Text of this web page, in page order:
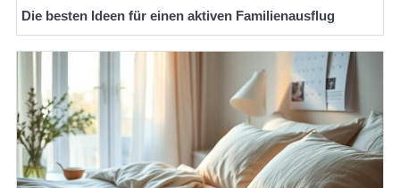
Die besten Ideen für einen aktiven Familienausflug